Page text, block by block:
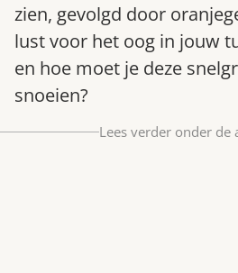
Gardeners’
zien, gevolgd door
lust voor het oog in jouw
en hoe moet je deze
snoeien?
Lees verder onder de